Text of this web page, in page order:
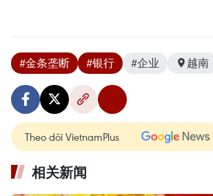
#金条垄断 #银行 #企业 越南
Theo dõi VietnamPlus
相关新闻